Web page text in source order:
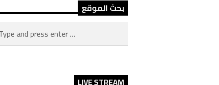
بحث الموقع